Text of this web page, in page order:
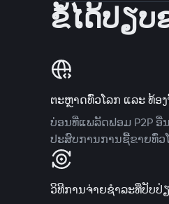
ຂໍ້ໄດ້ປຽບ
ຕະຫຼາດທົ່ວໂລກ ແລະ ທ້ອ
ບ່ອນທີ່ແພລັດຟອມ P2P ອື່
ປະສົບການການຊື້ຂາຍທົ່ວ
ວິທີການຈ່າຍຊຳລະທີ່ປັບປ່